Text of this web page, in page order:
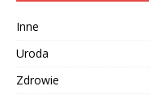
Inne
Uroda
Zdrowie